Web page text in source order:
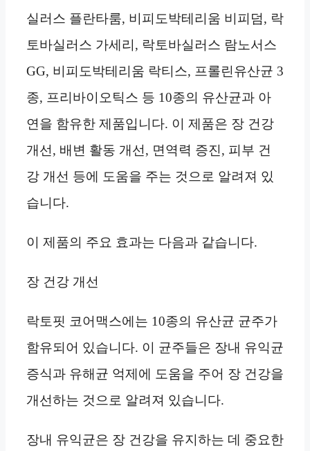
실러스 플란타룸, 비피도박테리움 비피덤, 락
토바실러스 가세리, 락토바실러스 람노서스
GG, 비피도박테리움 락티스, 프롤린유산균 3
종, 프리바이오틱스 등 10종의 유산균과 아
연을 함유한 제품입니다. 이 제품은 장 건강
개선, 배변 활동 개선, 면역력 증진, 피부 건
강 개선 등에 도움을 주는 것으로 알려져 있
습니다.
이 제품의 주요 효과는 다음과 같습니다.
장 건강 개선
락토핏 코어맥스에는 10종의 유산균 균주가
함유되어 있습니다. 이 균주들은 장내 유익균
증식과 유해균 억제에 도움을 주어 장 건강을
개선하는 것으로 알려져 있습니다.
장내 유익균은 장 건강을 유지하는 데 중요한